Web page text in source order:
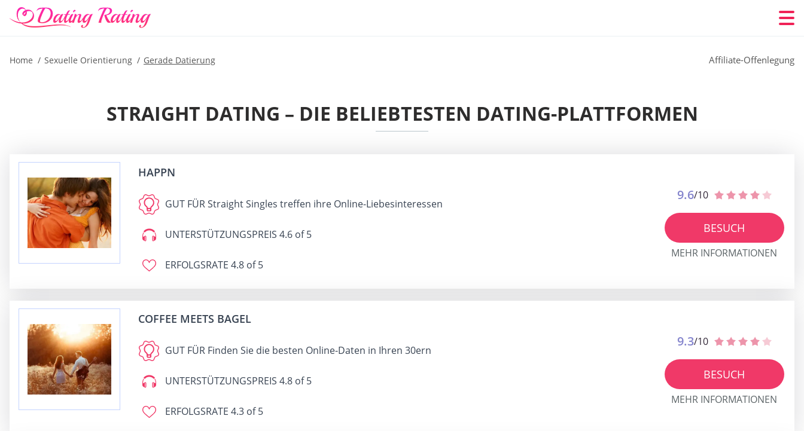
Home Sexuelle Orientierung Gerade Datierung Affiliate-Offenlegung
STRAIGHT DATING – DIE BELIEBTESTEN DATING-PLATTFORMEN
HAPPN
GUT FÜRStraight Singles treffen ihre Online-Liebesinteressen
UNTERSTÜTZUNGSPREIS 4.6 of 5
ERFOLGSRATE 4.8 of 5
9.6/10
BESUCH
MEHR INFORMATIONEN
COFFEE MEETS BAGEL
GUT FÜR Finden Sie die besten Online-Daten in Ihren 30ern
UNTERSTÜTZUNGSPREIS 4.8 of 5
ERFOLGSRATE 4.3 of 5
9.3/10
BESUCH
MEHR INFORMATIONEN